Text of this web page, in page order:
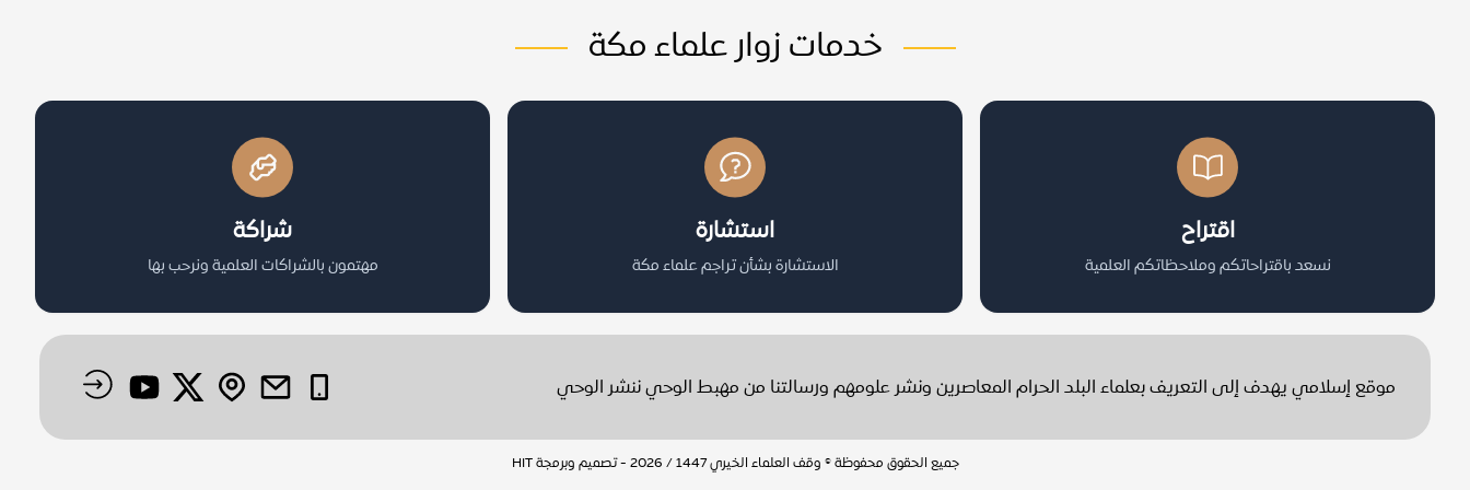
خدمات زوار علماء مكة
اقتراح
نسعد باقتراحاتكم وملاحظاتكم العلمية
استشارة
الاستشارة بشأن تراجم علماء مكة
شراكة
مهتمون بالشراكات العلمية ونرحب بها
موقع إسلامي يهدف إلى التعريف بعلماء البلد الحرام المعاصرين ونشر علومهم ورسالتنا من مهبط الوحي ننشر الوحي
جميع الحقوق محفوظة © وقف العلماء الخيري 1447 / 2026 - تصميم وبرمجة HIT